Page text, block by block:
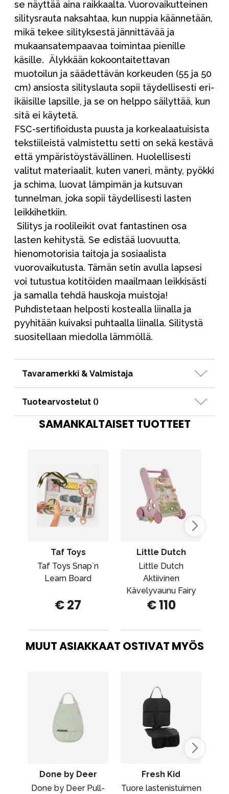
se näyttää aina raikkaalta. Vuorovaikutteinen
silitysrauta naksahtaa, kun nuppia käännetään,
mikä tekee silityksestä jännittävää ja
mukaansatempaavaa toimintaa pienille
käsille. Älykkään kokoontaitettavan
muotoilun ja säädettävän korkeuden (55 ja 50
cm) ansiosta silityslauta sopii täydellisesti eri-
ikäisille lapsille, ja se on helppo säilyttää, kun
sitä ei käytetä.
FSC-sertifioidusta puusta ja korkealaatuisista
tekstiileistä valmistettu setti on sekä kestävä
että ympäristöystävällinen. Huolellisesti
valitut materiaalit, kuten vaneri, mänty, pyökki
ja schima, luovat lämpimän ja kutsuvan
tunnelman, joka sopii täydellisesti lasten
leikkihetkiin.
Silitys ja roolileikit ovat fantastinen osa
lasten kehitystä. Se edistää luovuutta,
hienomotorisia taitoja ja sosiaalista
vuorovaikutusta. Tämän setin avulla lapsesi
voi tutustua kotitöiden maailmaan leikkisästi
ja samalla tehdä hauskoja muistoja!
Puhdistetaan helposti kostealla liinalla ja
pyyhitään kuivaksi puhtaalla liinalla. Silitystä
suositellaan miedolla lämmöllä.
Tavaramerkki & Valmistaja
Tuotearvostelut ()
SAMANKALTAISET TUOTTEET
Taf Toys
Taf Toys Snap`n
Learn Board
€ 27
Little Dutch
Little Dutch
Aktiivinen
Kävelyvaunu Fairy
Garden
€ 110
MUUT ASIAKKAAT OSTIVAT MYÖS
Done by Deer
Done by Deer Pull-
Fresh Kid
Tuore lastenistuimen